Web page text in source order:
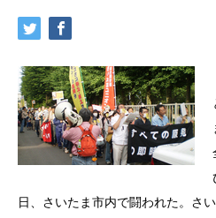
日、さいたま市内で闘われた。さ